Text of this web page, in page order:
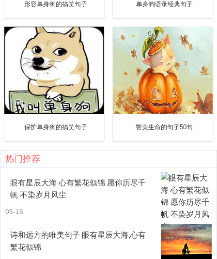
13. 挣得是卖白菜的钱，操的是卖白粉的心。
14. 最美好的事是，人潮拥挤，你自然而然牵紧我的手。
15. 也想偶尔打扰你，可是没有话题，也没有勇气。
17. 放弃不难，但坚持一定很酷。
18. 幼稚的话少说，免得太可爱。
19. 你不再寻找爱情，只是去爱；你不再渴望成功，只是去
做；你不再追求成长，只是去修；一切才真正开始！
20. 希望你在成为井井有条的大人前，拥有很多开心得一塌
形容单身狗的搞笑句子 单身狗语录经典句子
保护单身狗的搞笑句子 赞美生命的句子50句
热门推荐
眼有星辰大海 心有繁花似锦 愿你历尽千
帆 不染岁月风尘
05-16
诗和远方的唯美句子 眼有星辰大海,心有
繁花似锦